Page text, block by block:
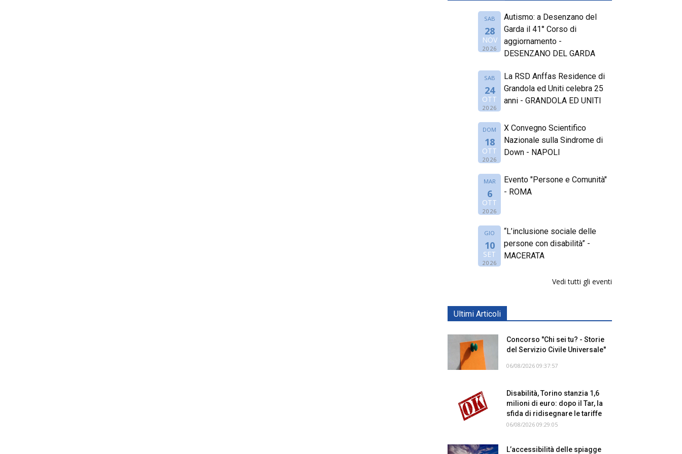
SAB
28
NOV
2026
Autismo: a Desenzano del
Garda il 41° Corso di
aggiornamento -
DESENZANO DEL GARDA
SAB
24
OTT
2026
La RSD Anffas Residence di
Grandola ed Uniti celebra 25
anni - GRANDOLA ED UNITI
DOM
18
OTT
2026
X Convegno Scientifico
Nazionale sulla Sindrome di
Down - NAPOLI
MAR
6
OTT
2026
Evento "Persone e Comunità"
- ROMA
GIO
10
SET
2026
“L’inclusione sociale delle
persone con disabilità” -
MACERATA
Vedi tutti gli eventi
Ultimi Articoli
Concorso "Chi sei tu? - Storie
del Servizio Civile Universale"
06/08/2026 09:37:57
Disabilità, Torino stanzia 1,6
milioni di euro: dopo il Tar, la
sfida di ridisegnare le tariffe
06/08/2026 09:29:05
L’accessibilità delle spiagge